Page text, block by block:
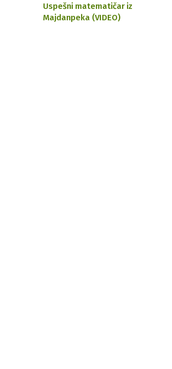
Uspešni matematičar iz
Majdanpeka (VIDEO)